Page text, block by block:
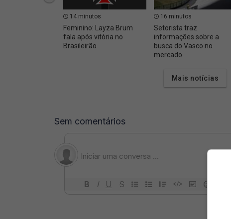
14 minutos
Feminino: Layza Brum
fala após vitória no
Brasileirão
16 minutos
Setorista traz
informações sobre a
busca do Vasco no
mercado
Mais notícias